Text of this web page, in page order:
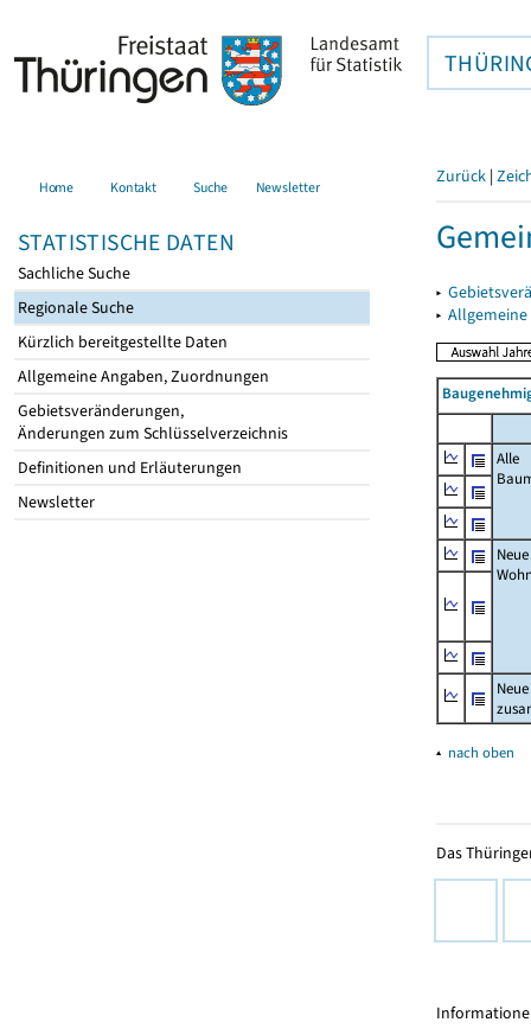
Home Kontakt Suche Newsletter
STATISTISCHE DATEN
Sachliche Suche
Regionale Suche
Kürzlich bereitgestellte Daten
Allgemeine Angaben, Zuordnungen
Gebietsveränderungen,
Änderungen zum Schlüsselverzeichnis
Definitionen und Erläuterungen
Newsletter
Zurück |
▸
▸
Alle
Neue
▴ nach oben
Das